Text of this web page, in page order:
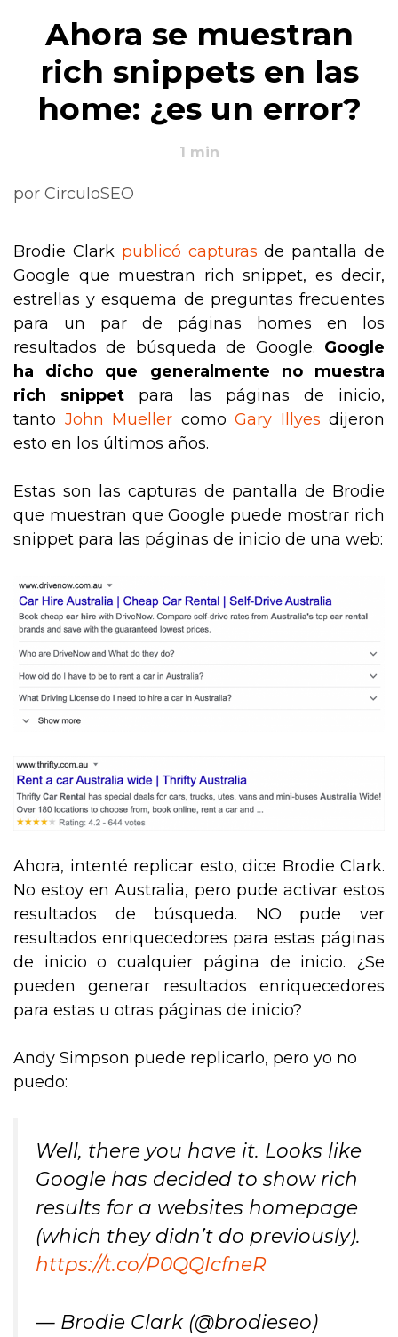
Ahora se muestran
rich snippets en las
home: ¿es un error?
1 min
por CirculoSEO
Brodie Clark publicó capturas de pantalla de
Google que muestran rich snippet, es decir,
estrellas y esquema de preguntas frecuentes
para un par de páginas homes en los
resultados de búsqueda de Google. Google
ha dicho que generalmente no muestra
rich snippet para las páginas de inicio,
tanto John Mueller como Gary Illyes dijeron
esto en los últimos años.
Estas son las capturas de pantalla de Brodie
que muestran que Google puede mostrar rich
snippet para las páginas de inicio de una web:
Ahora, intenté replicar esto, dice Brodie Clark.
No estoy en Australia, pero pude activar estos
resultados de búsqueda. NO pude ver
resultados enriquecedores para estas páginas
de inicio o cualquier página de inicio. ¿Se
pueden generar resultados enriquecedores
para estas u otras páginas de inicio?
Andy Simpson puede replicarlo, pero yo no
puedo:
Well, there you have it. Looks like
Google has decided to show rich
results for a websites homepage
(which they didn’t do previously).
https://t.co/P0QQIcfneR
— Brodie Clark (@brodieseo)